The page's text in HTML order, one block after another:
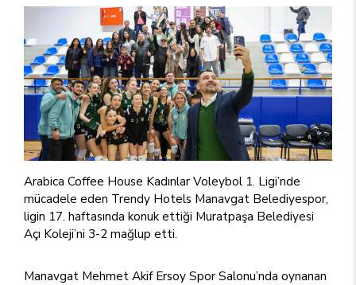
Arabica Coffee House Kadınlar Voleybol 1. Ligi’nde
mücadele eden Trendy Hotels Manavgat Belediyespor,
ligin 17. haftasında konuk ettiği Muratpaşa Belediyesi
Açı Koleji’ni 3-2 mağlup etti.
Manavgat Mehmet Akif Ersoy Spor Salonu’nda oynanan